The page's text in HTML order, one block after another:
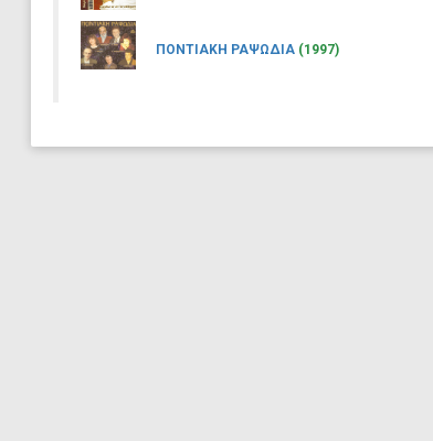
ΠΟΝΤΙΑΚΗ ΡΑΨΩΔΙΑ (1997)